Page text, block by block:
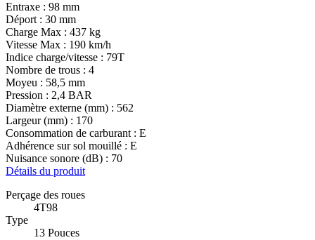
Entraxe : 98 mm
Déport : 30 mm
Charge Max : 437 kg
Vitesse Max : 190 km/h
Indice charge/vitesse : 79T
Nombre de trous : 4
Moyeu : 58,5 mm
Pression : 2,4 BAR
Diamètre externe (mm) : 562
Largeur (mm) : 170
Consommation de carburant : E
Adhérence sur sol mouillé : E
Nuisance sonore (dB) : 70
Détails du produit
Perçage des roues
4T98
Type
13 Pouces